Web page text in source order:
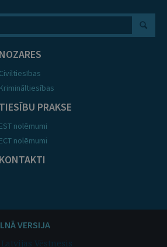
NOZARES
Civiltiesības
Krimināltiesības
TIESĪBU PRAKSE
EST nolēmumi
ECT nolēmumi
KONTAKTI
VERSIJA
Vēstnesis